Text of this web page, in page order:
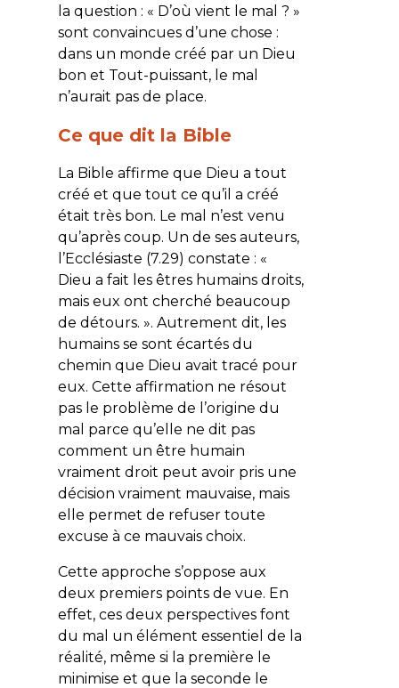
la question : « D’où vient le mal ? »
sont convaincues d’une chose :
dans un monde créé par un Dieu
bon et Tout-puissant, le mal
n’aurait pas de place.
Ce que dit la Bible
La Bible affirme que Dieu a tout
créé et que tout ce qu’il a créé
était très bon. Le mal n’est venu
qu’après coup. Un de ses auteurs,
l’Ecclésiaste (7.29) constate : «
Dieu a fait les êtres humains droits,
mais eux ont cherché beaucoup
de détours. ». Autrement dit, les
humains se sont écartés du
chemin que Dieu avait tracé pour
eux. Cette affirmation ne résout
pas le problème de l’origine du
mal parce qu’elle ne dit pas
comment un être humain
vraiment droit peut avoir pris une
décision vraiment mauvaise, mais
elle permet de refuser toute
excuse à ce mauvais choix.
Cette approche s’oppose aux
deux premiers points de vue. En
effet, ces deux perspectives font
du mal un élément essentiel de la
réalité, même si la première le
minimise et que la seconde le